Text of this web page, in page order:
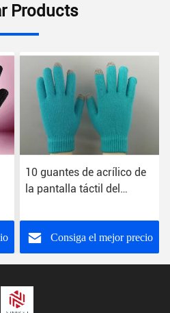
Products
10 guantes de acrílico de
la pantalla táctil del
mano de la seguridad
longitud de los 22cm - de
los 27cm
Consiga el mejor precio